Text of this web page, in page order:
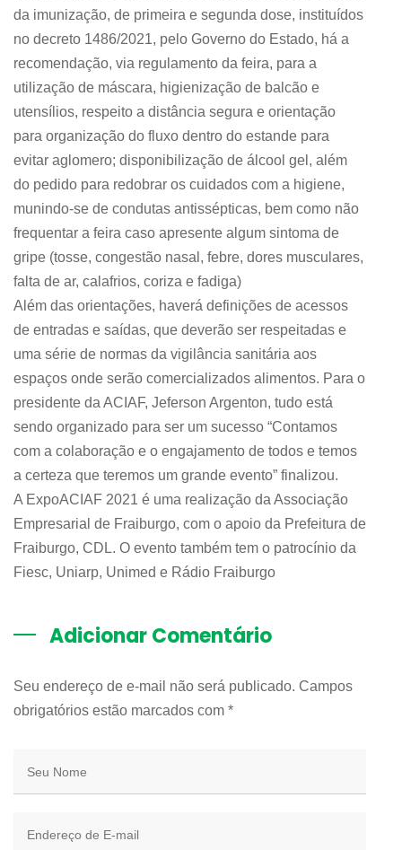
da imunização, de primeira e segunda dose, instituídos
no decreto 1486/2021, pelo Governo do Estado, há a
recomendação, via regulamento da feira, para a
utilização de máscara, higienização de balcão e
utensílios, respeito a distância segura e orientação
para organização do fluxo dentro do estande para
evitar aglomero; disponibilização de álcool gel, além
do pedido para redobrar os cuidados com a higiene,
munindo-se de condutas antissépticas, bem como não
frequentar a feira caso apresente algum sintoma de
gripe (tosse, congestão nasal, febre, dores musculares,
falta de ar, calafrios, coriza e fadiga)
Além das orientações, haverá definições de acessos
de entradas e saídas, que deverão ser respeitadas e
uma série de normas da vigilância sanitária aos
espaços onde serão comercializados alimentos. Para o
presidente da ACIAF, Jeferson Argenton, tudo está
sendo organizado para ser um sucesso “Contamos
com a colaboração e o engajamento de todos e temos
a certeza que teremos um grande evento” finalizou.
A ExpoACIAF 2021 é uma realização da Associação
Empresarial de Fraiburgo, com o apoio da Prefeitura de
Fraiburgo, CDL. O evento também tem o patrocínio da
Fiesc, Uniarp, Unimed e Rádio Fraiburgo
Adicionar Comentário
Seu endereço de e-mail não será publicado. Campos
obrigatórios estão marcados com *